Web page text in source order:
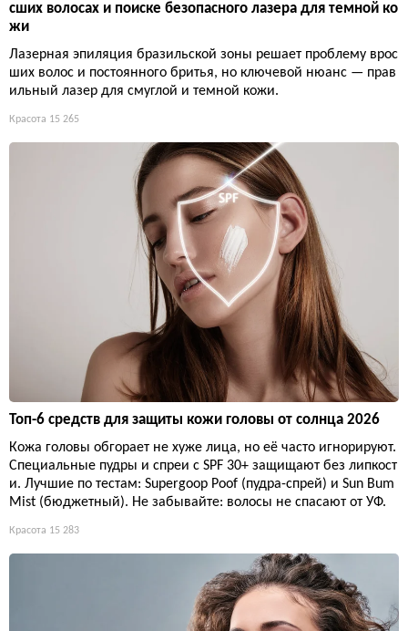
сших волосах и поиске безопасного лазера для темной ко
жи
Лазерная эпиляция бразильской зоны решает проблему врос
ших волос и постоянного бритья, но ключевой нюанс — прав
ильный лазер для смуглой и темной кожи.
Красота 15 265
Топ-6 средств для защиты кожи головы от солнца 2026
Кожа головы обгорает не хуже лица, но её часто игнорируют.
Специальные пудры и спреи с SPF 30+ защищают без липкост
и. Лучшие по тестам: Supergoop Poof (пудра-спрей) и Sun Bum
Mist (бюджетный). Не забывайте: волосы не спасают от УФ.
Красота 15 283